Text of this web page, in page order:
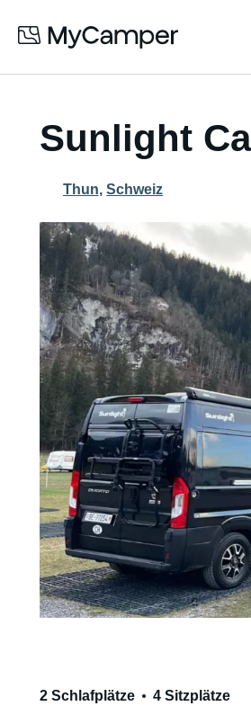
Sunlight
Thun, Schweiz
2 Schlafplätze
4 Sitzplätze